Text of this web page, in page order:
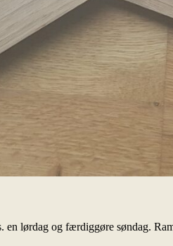
en lørdag og færdiggøre søndag.